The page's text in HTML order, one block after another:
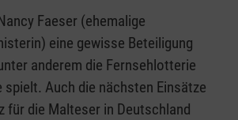
Faeser (ehemalige
eine gewisse Beteiligung
anderem die Fernsehlotterie
spielt. Auch die nächsten Einsätze
für die Malteser in Deutschland